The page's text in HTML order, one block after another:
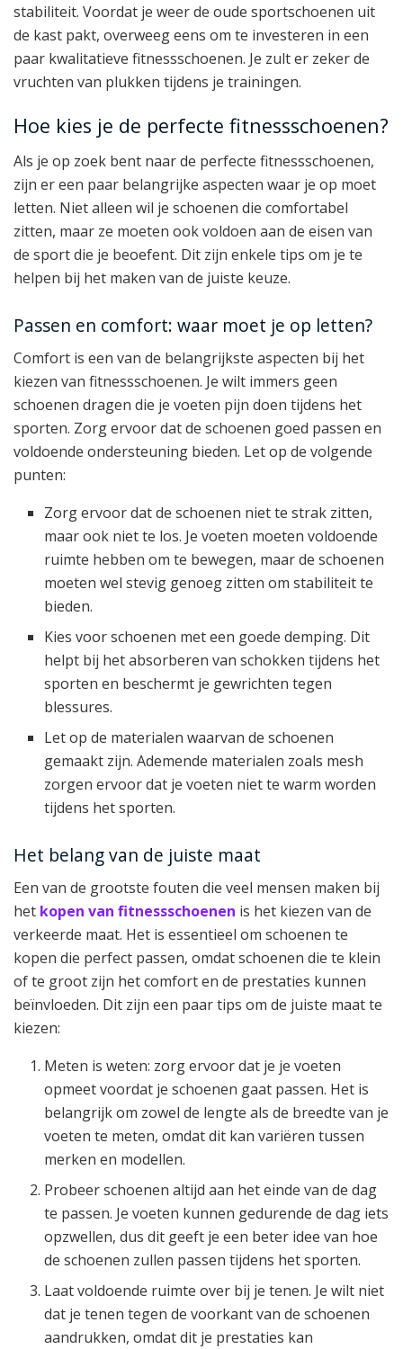
stabiliteit. Voordat je weer de oude sportschoenen uit
de kast pakt, overweeg eens om te investeren in een
paar kwalitatieve fitnessschoenen. Je zult er zeker de
vruchten van plukken tijdens je trainingen.
Hoe kies je de perfecte fitnessschoenen?
Als je op zoek bent naar de perfecte fitnessschoenen,
zijn er een paar belangrijke aspecten waar je op moet
letten. Niet alleen wil je schoenen die comfortabel
zitten, maar ze moeten ook voldoen aan de eisen van
de sport die je beoefent. Dit zijn enkele tips om je te
helpen bij het maken van de juiste keuze.
Passen en comfort: waar moet je op letten?
Comfort is een van de belangrijkste aspecten bij het
kiezen van fitnessschoenen. Je wilt immers geen
schoenen dragen die je voeten pijn doen tijdens het
sporten. Zorg ervoor dat de schoenen goed passen en
voldoende ondersteuning bieden. Let op de volgende
punten:
Zorg ervoor dat de schoenen niet te strak zitten,
maar ook niet te los. Je voeten moeten voldoende
ruimte hebben om te bewegen, maar de schoenen
moeten wel stevig genoeg zitten om stabiliteit te
bieden.
Kies voor schoenen met een goede demping. Dit
helpt bij het absorberen van schokken tijdens het
sporten en beschermt je gewrichten tegen
blessures.
Let op de materialen waarvan de schoenen
gemaakt zijn. Ademende materialen zoals mesh
zorgen ervoor dat je voeten niet te warm worden
tijdens het sporten.
Het belang van de juiste maat
Een van de grootste fouten die veel mensen maken bij
het kopen van fitnessschoenen is het kiezen van de
verkeerde maat. Het is essentieel om schoenen te
kopen die perfect passen, omdat schoenen die te klein
of te groot zijn het comfort en de prestaties kunnen
beïnvloeden. Dit zijn een paar tips om de juiste maat te
kiezen:
Meten is weten: zorg ervoor dat je je voeten
opmeet voordat je schoenen gaat passen. Het is
belangrijk om zowel de lengte als de breedte van je
voeten te meten, omdat dit kan variëren tussen
merken en modellen.
Probeer schoenen altijd aan het einde van de dag
te passen. Je voeten kunnen gedurende de dag iets
opzwellen, dus dit geeft je een beter idee van hoe
de schoenen zullen passen tijdens het sporten.
Laat voldoende ruimte over bij je tenen. Je wilt niet
dat je tenen tegen de voorkant van de schoenen
aandrukken, omdat dit je prestaties kan